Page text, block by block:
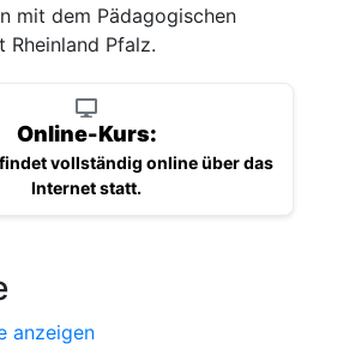
mit dem Pädagogischen
Rheinland Pfalz.
Online-Kurs:
vollständig online über das
Internet statt.
anzeigen